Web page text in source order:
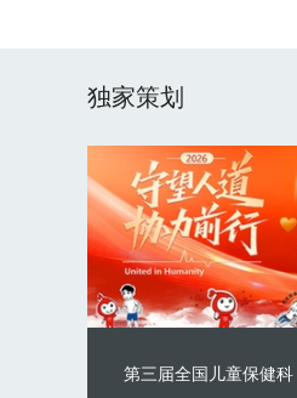
独家策划
第三届全国儿童保健科